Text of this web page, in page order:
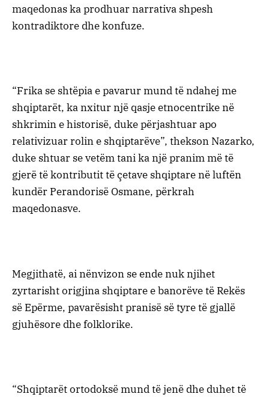
maqedonas ka prodhuar narrativa shpesh
kontradiktore dhe konfuze.
“Frika se shtëpia e pavarur mund të ndahej me
shqiptarët, ka nxitur një qasje etnocentrike në
shkrimin e historisë, duke përjashtuar apo
relativizuar rolin e shqiptarëve”, thekson Nazarko,
duke shtuar se vetëm tani ka një pranim më të
gjerë të kontributit të çetave shqiptare në luftën
kundër Perandorisë Osmane, përkrah
maqedonasve.
Megjithatë, ai nënvizon se ende nuk njihet
zyrtarisht origjina shqiptare e banorëve të Rekës
së Epërme, pavarësisht pranisë së tyre të gjallë
gjuhësore dhe folklorike.
“Shqiptarët ortodoksë mund të jenë dhe duhet të